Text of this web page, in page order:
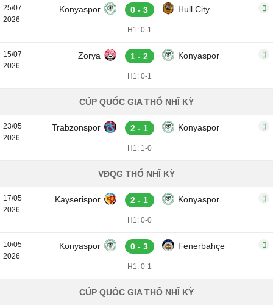
25/07
2026
Konyaspor 0 - 3 Hull City
H1: 0-1
15/07
2026
Zorya 1 - 2 Konyaspor
H1: 0-1
CÚP QUỐC GIA THỔ NHĨ KỲ
23/05
2026
Trabzonspor 2 - 1 Konyaspor
H1: 1-0
VĐQG THỔ NHĨ KỲ
17/05
2026
Kayserispor 2 - 1 Konyaspor
H1: 0-0
10/05
2026
Konyaspor 0 - 3 Fenerbahçe
H1: 0-1
CÚP QUỐC GIA THỔ NHĨ KỲ